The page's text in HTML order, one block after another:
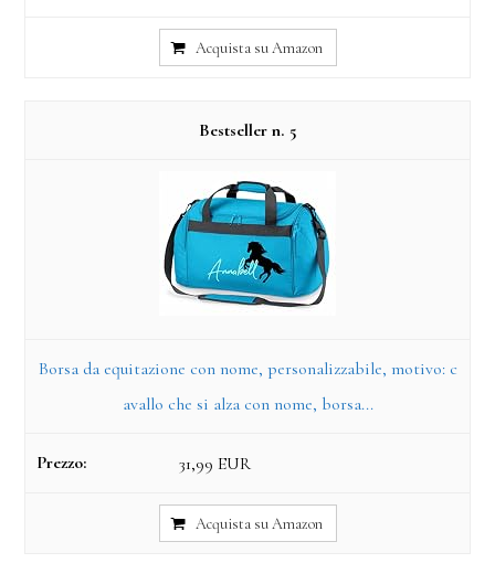
Acquista su Amazon
5
Borsa da equitazione con nome, personalizzabile, motivo: c
avallo che si alza con nome, borsa...
31,99 EUR
Acquista su Amazon